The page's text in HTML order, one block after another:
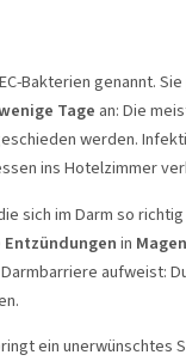
Bakterien genannt.
Tage an: Die
werden.
ins Hotelzimmer
sich im Darm so
Entzündungenin Magen
aufweist:
ein unerwünschtes